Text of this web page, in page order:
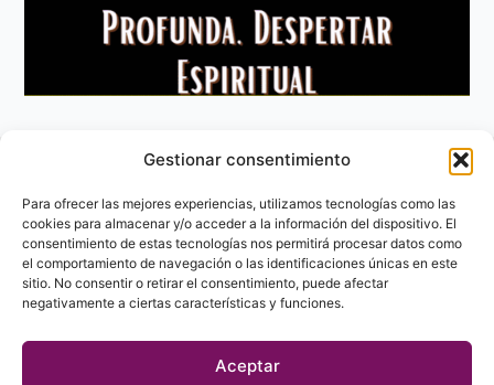
Gestionar consentimiento
Para ofrecer las mejores experiencias, utilizamos tecnologías como las
cookies para almacenar y/o acceder a la información del dispositivo. El
consentimiento de estas tecnologías nos permitirá procesar datos como
el comportamiento de navegación o las identificaciones únicas en este
sitio. No consentir o retirar el consentimiento, puede afectar
negativamente a ciertas características y funciones.
Aceptar
Aviso Legal
Política de privacidad
Política de Cookies
Contacto